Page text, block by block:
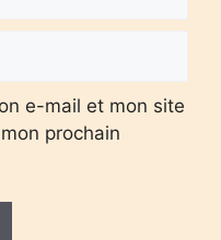
e-mail et mon site
prochain